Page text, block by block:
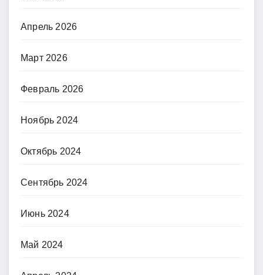
Апрель 2026
Март 2026
Февраль 2026
Ноябрь 2024
Октябрь 2024
Сентябрь 2024
Июнь 2024
Май 2024